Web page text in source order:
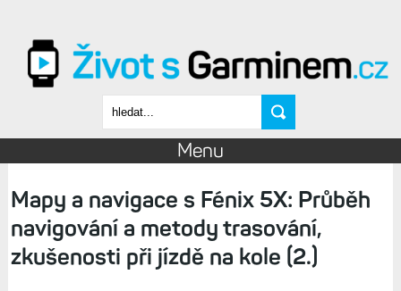
Vyhledávání
Menu
Mapy a navigace s Fénix 5X: Průběh
navigování a metody trasování,
zkušenosti při jízdě na kole (2.)